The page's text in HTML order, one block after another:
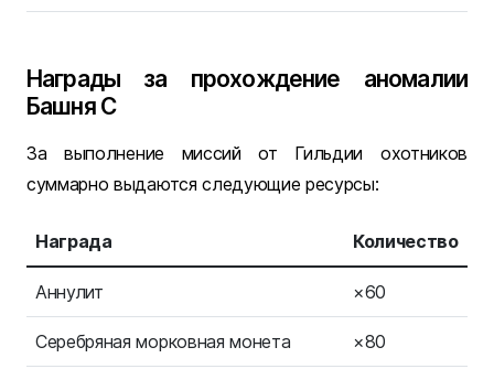
Награды за прохождение аномалии
Башня С
За выполнение миссий от Гильдии охотников
суммарно выдаются следующие ресурсы:
Награда Количество
Аннулит ×60
Серебряная морковная монета ×80